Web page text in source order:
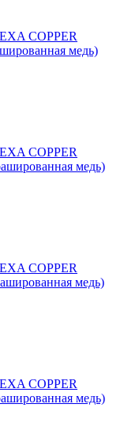
COPPER
медь)
COPPER
медь)
COPPER
медь)
COPPER
медь)